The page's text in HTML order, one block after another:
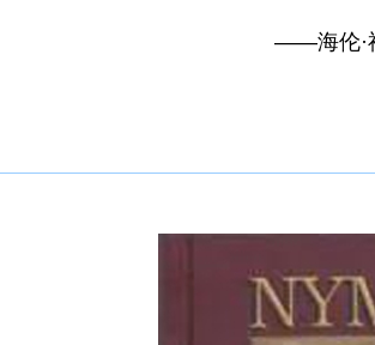
——海伦·